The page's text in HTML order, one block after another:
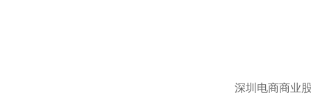
深圳电商商业